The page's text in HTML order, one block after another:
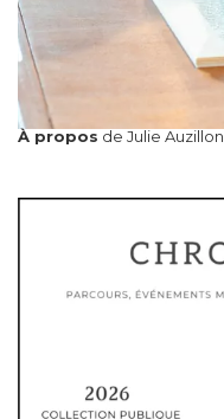
À propos de Julie Auzillon